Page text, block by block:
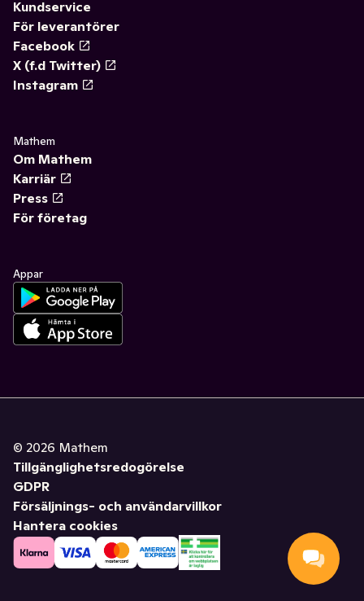
Kundservice
För leverantörer
Facebook
X (f.d Twitter)
Instagram
Mathem
Om Mathem
Karriär
Press
För företag
Appar
© 2026 Mathem
Tillgänglighetsredogörelse
GDPR
Försäljnings- och användarvillkor
Hantera cookies